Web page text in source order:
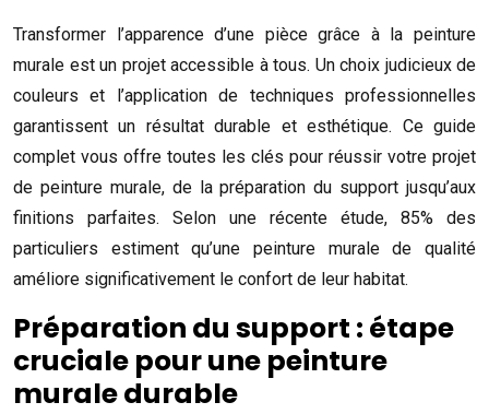
Transformer l’apparence d’une pièce grâce à la peinture
murale est un projet accessible à tous. Un choix judicieux de
couleurs et l’application de techniques professionnelles
garantissent un résultat durable et esthétique. Ce guide
complet vous offre toutes les clés pour réussir votre projet
de peinture murale, de la préparation du support jusqu’aux
finitions parfaites. Selon une récente étude, 85% des
particuliers estiment qu’une peinture murale de qualité
améliore significativement le confort de leur habitat.
Préparation du support : étape
cruciale pour une peinture
murale durable